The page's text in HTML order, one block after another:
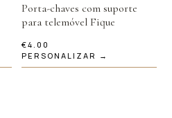
Porta-chaves com suporte
para telemóvel Fique
€4.00
PERSONALIZAR →